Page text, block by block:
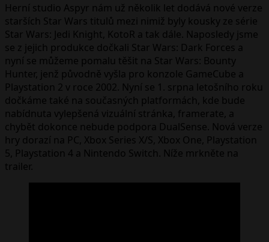
Herní studio Aspyr nám už několik let dodává nové verze
starších Star Wars titulů mezi nimiž byly kousky ze série
Star Wars: Jedi Knight, KotoR a tak dále. Naposledy jsme
se z jejich produkce dočkali Star Wars: Dark Forces a
nyní se můžeme pomalu těšit na Star Wars: Bounty
Hunter, jenž původně vyšla pro konzole GameCube a
Playstation 2 v roce 2002. Nyní se 1. srpna letošního roku
dočkáme také na současných platformách, kde bude
nabídnuta vylepšená vizuální stránka, framerate, a
chybět dokonce nebude podpora DualSense. Nová verze
hry dorazí na PC, Xbox Series X/S, Xbox One, Playstation
5, Playstation 4 a Nintendo Switch. Níže mrkněte na
trailer.